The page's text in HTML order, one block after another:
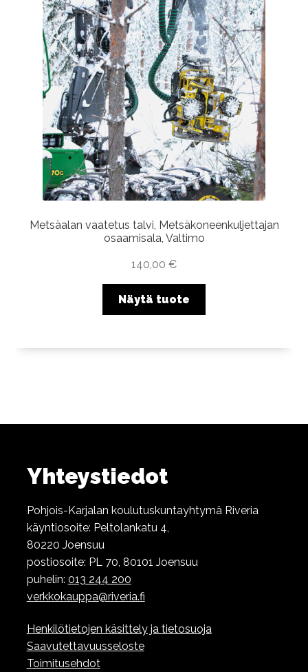
Metsäalan vaatetus talvi, Metsäkoneenkuljettajan
osaamisala, Valtimo
140,00 €
Näytä tuote
Yhteystiedot
Pohjois-Karjalan koulutuskuntayhtymä Riveria
käyntiosoite: Peltolankatu 4,
80220 Joensuu
postiosoite: PL 70, 80101 Joensuu
puhelin: 013 244 200
verkkokauppa@riveria.fi
Henkilötietojen käsittely ja tietosuoja
Saavutettavuusseloste
Toimitusehdot